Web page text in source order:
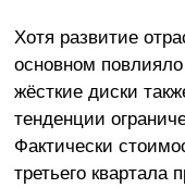
Хотя развитие
основном
жёсткие диски
тенденции
Фактически
третьего квартала